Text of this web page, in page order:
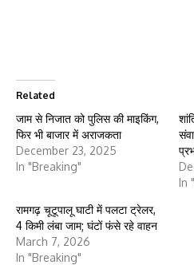
Related
जाम से निजात को पुलिस की माइकिंग,
फिर भी बाजार में अराजकता
December 23, 2025
In "Breaking"
In
रामगढ़ चूटूपालू घाटी में पलटा ट्रेलर,
4 किमी लंबा जाम; घंटों फंसे रहे वाहन
March 7, 2026
In "Breaking"